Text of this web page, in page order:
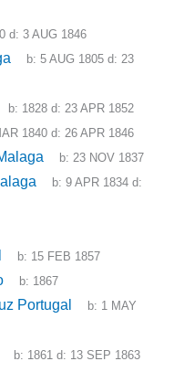
d:3 AUG 1846
b:5 AUG 1805 d:23
b: 1828 d:23 APR 1852
1840 d:26 APR 1846
b:23 NOV 1837
b:9 APR 1834 d:
b: 15 FEB 1857
b: 1867
Portugal b: 1 MAY
b: 1861 d: 13 SEP 1863